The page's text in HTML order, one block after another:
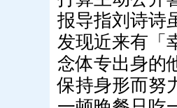
报导指刘诗诗
发现近来有「
念体专出身的
保持身形而努